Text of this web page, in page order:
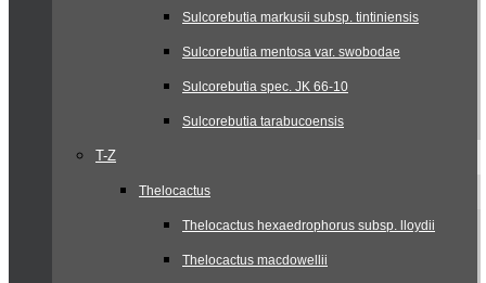
Sulcorebutia markusii subsp. tintiniensis
Sulcorebutia mentosa var. swobodae
Sulcorebutia spec. JK 66-10
Sulcorebutia tarabucoensis
T-Z
Thelocactus
Thelocactus hexaedrophorus subsp. lloydii
Thelocactus macdowellii